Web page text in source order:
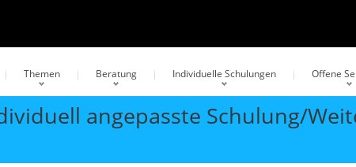
Themen Beratung Individuelle Schulungen Offene
angepasste Schulung/